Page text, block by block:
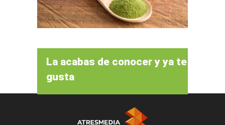
La acabas de conocer y ya te
gusta